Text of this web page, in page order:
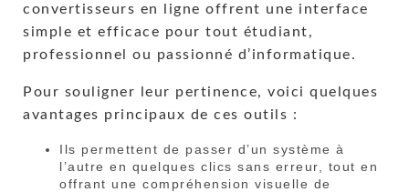
convertisseurs en ligne offrent une interface
simple et efficace pour tout étudiant,
professionnel ou passionné d’informatique.
Pour souligner leur pertinence, voici quelques
avantages principaux de ces outils :
Ils permettent de passer d’un système à
l’autre en quelques clics sans erreur, tout en
offrant une compréhension visuelle de